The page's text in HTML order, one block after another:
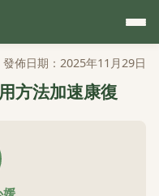
發佈日期：2025年11月29日
方法加速康復
媛